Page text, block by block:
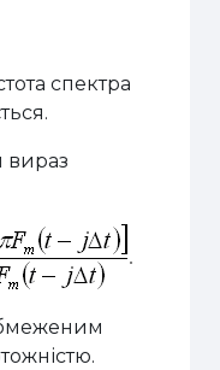
спектра
вираз